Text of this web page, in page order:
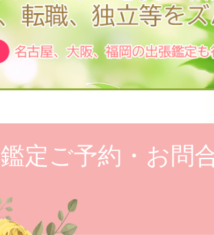
鑑定ご予約・お問